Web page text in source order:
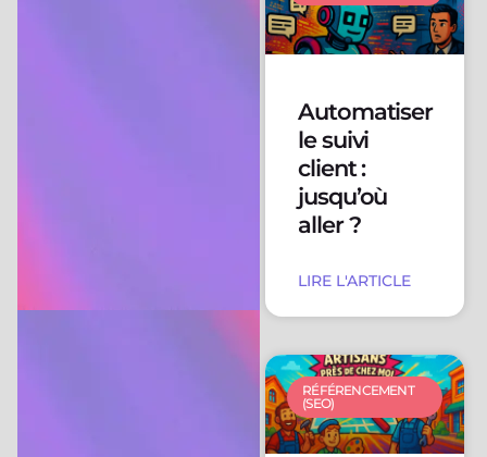
Automatiser
le suivi
client :
jusqu’où
aller ?
LIRE L'ARTICLE
RÉFÉRENCEMENT
(SEO)